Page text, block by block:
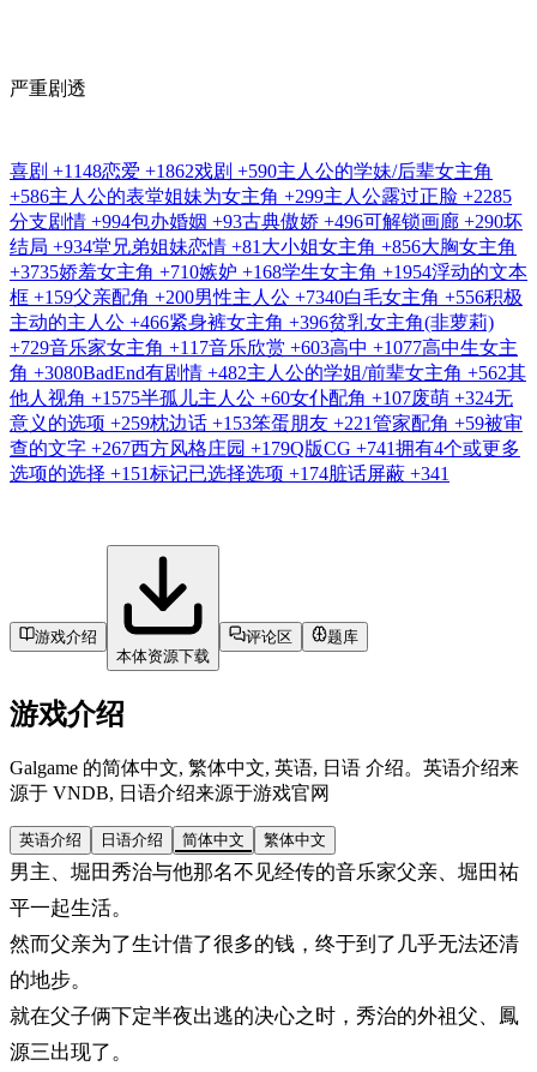
严重剧透
喜剧 +1148恋爱 +1862戏剧 +590主人公的学妹/后辈女主角
+586主人公的表堂姐妹为女主角 +299主人公露过正脸 +2285
分支剧情 +994包办婚姻 +93古典傲娇 +496可解锁画廊 +290坏
结局 +934堂兄弟姐妹恋情 +81 大小姐女主角 +856大胸女主角
+3735娇羞女主角 +710嫉妒 +168学生女主角 +1954浮动的文本
框 +159父亲配角 +200男性主人公 +7340白毛女主角 +556积极
主动的主人公 +466紧身裤女主角 +396贫乳女主角(非萝莉)
+729音乐家女主角 +117音乐欣赏 +603高中 +1077高中生女主
角 +3080BadEnd有剧情 +482主人公的学姐/前辈女主角 +562其
他人视角 +1575半孤儿主人公 +60女仆配角 +107废萌 +324无
意义的选项 +259枕边话 +153笨蛋朋友 +221管家配角 +59被审
查的文字 +267西方风格庄园 +179Q版CG +741拥有4个或更多
选项的选择 +151标记已选择选项 +174脏话屏蔽 +341
游戏介绍
本体资源下载
评论区 题库
游戏介绍
Galgame 的简体中文, 繁体中文, 英语, 日语 介绍。英语介绍来
源于 VNDB, 日语介绍来源于游戏官网
英语介绍 日语介绍 简体中文 繁体中文
男主、堀田秀治与他那名不见经传的音乐家父亲、堀田祐
平一起生活。
然而父亲为了生计借了很多的钱，终于到了几乎无法还清
的地步。
就在父子俩下定半夜出逃的决心之时，秀治的外祖父、鳳
源三出现了。